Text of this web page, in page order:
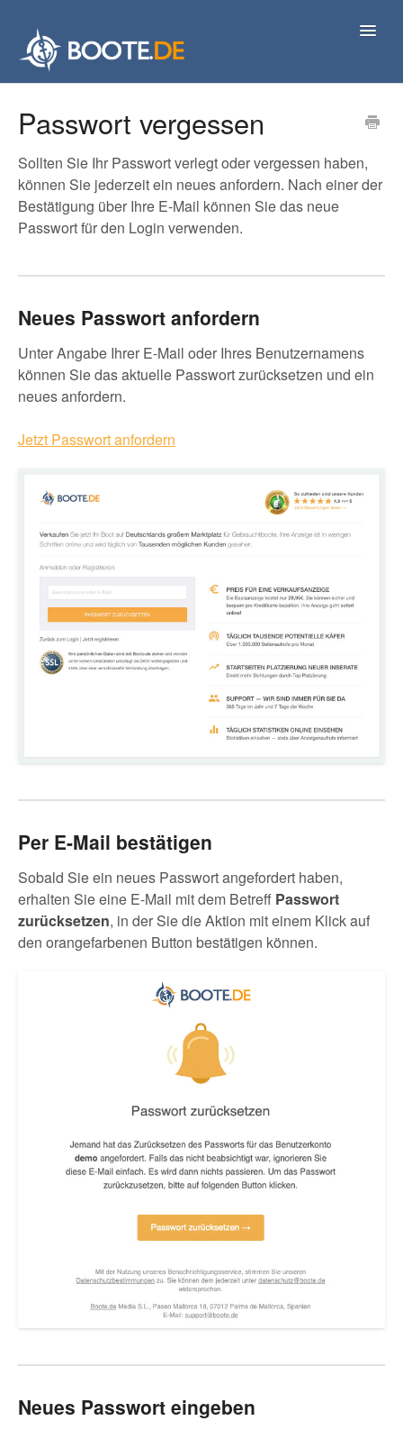
Passwort vergessen
Sollten Sie Ihr Passwort verlegt oder vergessen haben,
können Sie jederzeit ein neues anfordern. Nach einer der
Bestätigung über Ihre E-Mail können Sie das neue
Passwort für den Login verwenden.
Neues Passwort anfordern
Unter Angabe Ihrer E-Mail oder Ihres Benutzernamens
können Sie das aktuelle Passwort zurücksetzen und ein
neues anfordern.
Jetzt Passwort anfordern
Per E-Mail bestätigen
Sobald Sie ein neues Passwort angefordert haben,
erhalten Sie eine E-Mail mit dem Betreff Passwort
zurücksetzen, in der Sie die Aktion mit einem Klick auf
den orangefarbenen Button bestätigen können.
Neues Passwort eingeben